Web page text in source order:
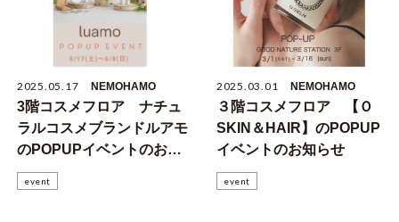
2025.05.17 NEMOHAMO
3階コスメフロア ナチュ
ラルコスメブランドルアモ
のPOPUPイベントのお知
らせ
event
2025.03.01 NEMOHAMO
３階コスメフロア 【Ｏ
SKIN＆HAIR】のPOPUP
イベントのお知らせ
event